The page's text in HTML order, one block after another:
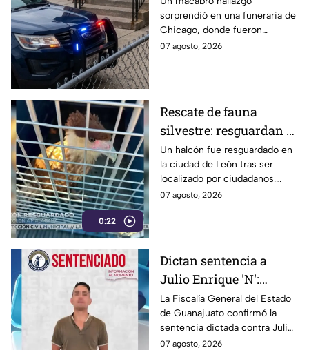
ROEDORES y
GUSANOS, dentro de
una funeraria
sorprendió en una funeraria de
Chicago, donde fueron
encontrados 57 cuerpos
07 agosto, 2026
0:22
Rescate de fauna
silvestre: resguardan a
halcón localizado en la
ciudad de León
Un halcón fue resguardado en
la ciudad de León tras ser
localizado por ciudadanos.
Autoridades de Protección
07 agosto, 2026
Dictan sentencia a
Julio Enrique 'N':
Fiscalía de Guanajuato
confirma la condena
La Fiscalía General del Estado
de Guanajuato confirmó la
sentencia dictada contra Julio
Enrique ‘N’. Conoce los
07 agosto, 2026